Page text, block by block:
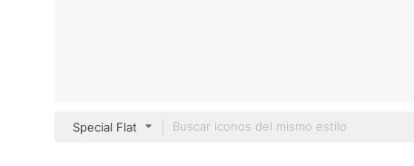
Special Flat